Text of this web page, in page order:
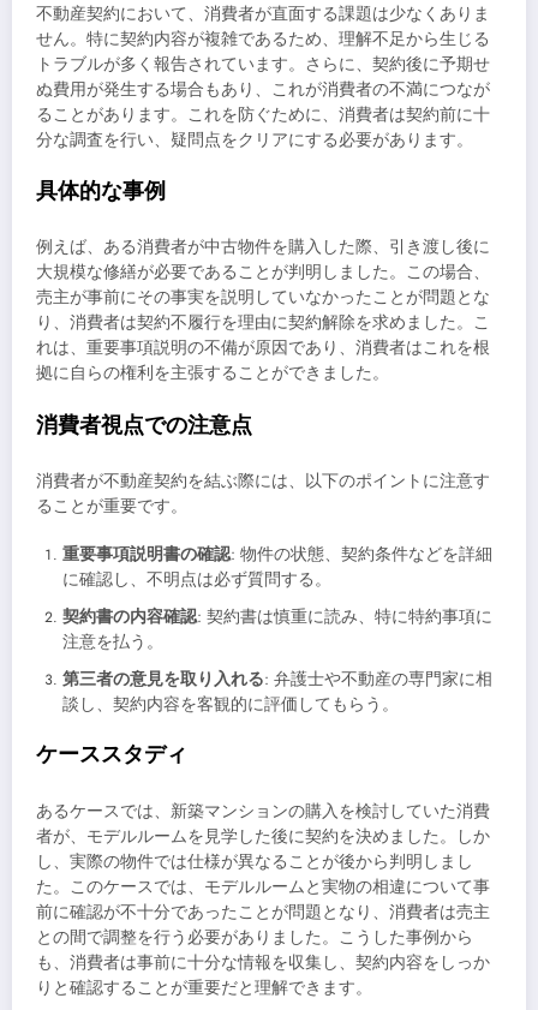
不動産契約において、消費者が直面する課題は少なくありま
せん。特に契約内容が複雑であるため、理解不足から生じる
トラブルが多く報告されています。さらに、契約後に予期せ
ぬ費用が発生する場合もあり、これが消費者の不満につなが
ることがあります。これを防ぐために、消費者は契約前に十
分な調査を行い、疑問点をクリアにする必要があります。
具体的な事例
例えば、ある消費者が中古物件を購入した際、引き渡し後に
大規模な修繕が必要であることが判明しました。この場合、
売主が事前にその事実を説明していなかったことが問題とな
り、消費者は契約不履行を理由に契約解除を求めました。こ
れは、重要事項説明の不備が原因であり、消費者はこれを根
拠に自らの権利を主張することができました。
消費者視点での注意点
消費者が不動産契約を結ぶ際には、以下のポイントに注意す
ることが重要です。
重要事項説明書の確認: 物件の状態、契約条件などを詳細
に確認し、不明点は必ず質問する。
契約書の内容確認: 契約書は慎重に読み、特に特約事項に
注意を払う。
第三者の意見を取り入れる: 弁護士や不動産の専門家に相
談し、契約内容を客観的に評価してもらう。
ケーススタディ
あるケースでは、新築マンションの購入を検討していた消費
者が、モデルルームを見学した後に契約を決めました。しか
し、実際の物件では仕様が異なることが後から判明しまし
た。このケースでは、モデルルームと実物の相違について事
前に確認が不十分であったことが問題となり、消費者は売主
との間で調整を行う必要がありました。こうした事例から
も、消費者は事前に十分な情報を収集し、契約内容をしっか
りと確認することが重要だと理解できます。